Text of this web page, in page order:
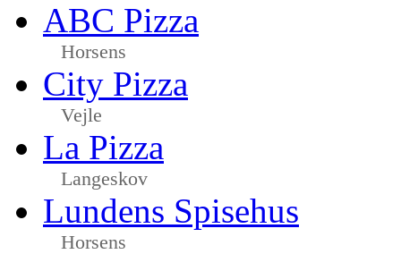
ABC Pizza
Horsens
City Pizza
Vejle
La Pizza
Langeskov
Lundens Spisehus
Horsens